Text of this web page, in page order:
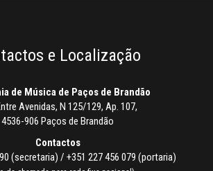
e Localização
de Música de Paços de Brandão
Avenidas, N 125/129, Ap. 107,
4536-906 Paços de Brandão
Contactos
(secretaria) / +351 227 456 079 (portaria)